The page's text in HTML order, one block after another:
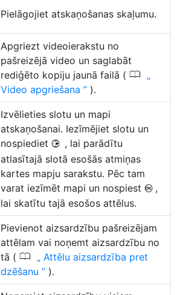
Pielāgojiet atskaņošanas skaļumu.
Apgriezt videoierakstu no
pašreizējā video un saglabāt
rediģēto kopiju jaunā failā ( 0
Video apgriešana ).
Izvēlieties slotu un mapi
atskaņošanai. Iezīmējiet slotu un
nospiediet 2 , lai parādītu
atlasītajā slotā esošās atmiņas
kartes mapju sarakstu. Pēc tam
varat iezīmēt mapi un nospiest J ,
lai skatītu tajā esošos attēlus.
Pievienot aizsardzību pašreizējam
attēlam vai noņemt aizsardzību no
tā ( 0
Attēlu aizsardzība pret
dzēšanu
).